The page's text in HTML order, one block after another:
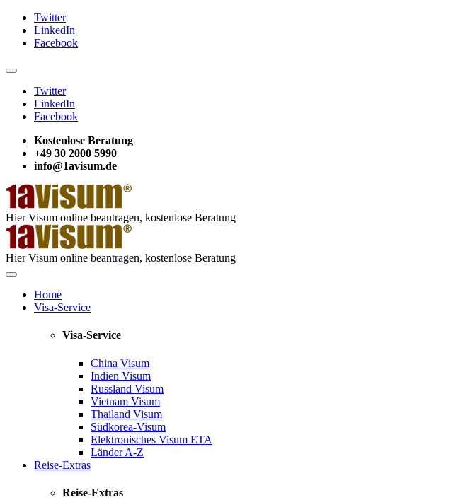
Twitter
LinkedIn
Facebook
Twitter
LinkedIn
Facebook
Kostenlose Beratung
+49 30 2000 5990
info@1avisum.de
Hier Visum online beantragen, kostenlose Beratung
Hier Visum online beantragen, kostenlose Beratung
Home
Visa-Service
Visa-Service
China Visum
Indien Visum
Russland Visum
Vietnam Visum
Thailand Visum
Südkorea-Visum
Elektronisches Visum ETA
Länder A-Z
Reise-Extras
Reise-Extras